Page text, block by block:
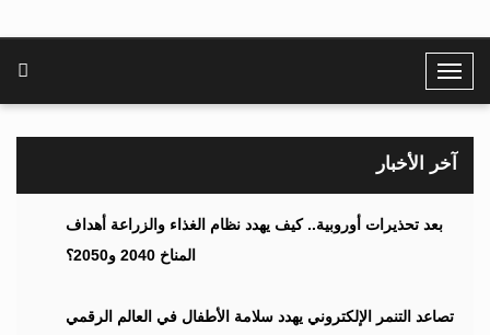
T
o
g
N
i
آخر الأخبار
بعد تحذيرات أوروبية.. كيف يهدد نظام الغذاء والزراعة أهداف
المناخ 2040 و2050؟
تصاعد التنمر الإلكتروني يهدد سلامة الأطفال في العالم الرقمي